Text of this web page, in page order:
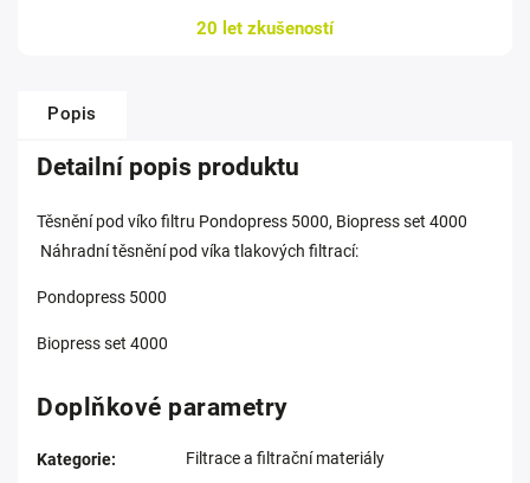
20 let zkušeností
Popis
Detailní popis produktu
Těsnění pod víko filtru Pondopress 5000, Biopress set 4000
Náhradní těsnění pod víka tlakových filtrací:
Pondopress 5000
Biopress set 4000
Doplňkové parametry
Kategorie:
Filtrace a filtrační materiály